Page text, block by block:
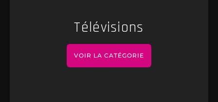
Télévisions
VOIR LA CATÉGORIE